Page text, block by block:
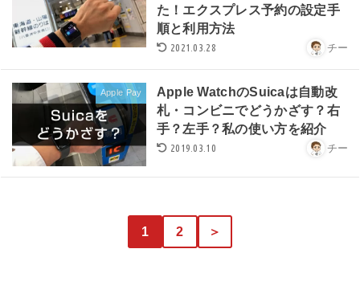
た！エクスプレス予約の設定手
順と利用方法
2021.03.28 チー
Apple Pay
Apple WatchのSuicaは自動改
札・コンビニでどうかざす？右
手？左手？私の使い方を紹介
2019.03.10 チー
1 2 ＞